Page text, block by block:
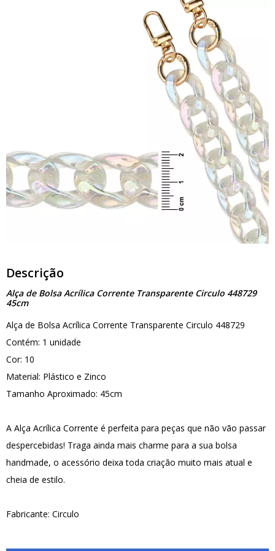
Descrição
Alça de Bolsa Acrílica Corrente Transparente Circulo 448729
45cm
Alça de Bolsa Acrílica Corrente Transparente Circulo 448729
Contém: 1 unidade
Cor: 10
Material: Plástico e Zinco
Tamanho Aproximado: 45cm
A Alça Acrílica Corrente é perfeita para peças que não vão passar
despercebidas! Traga ainda mais charme para a sua bolsa
handmade, o acessório deixa toda criação muito mais atual e
cheia de estilo.
Fabricante: Circulo